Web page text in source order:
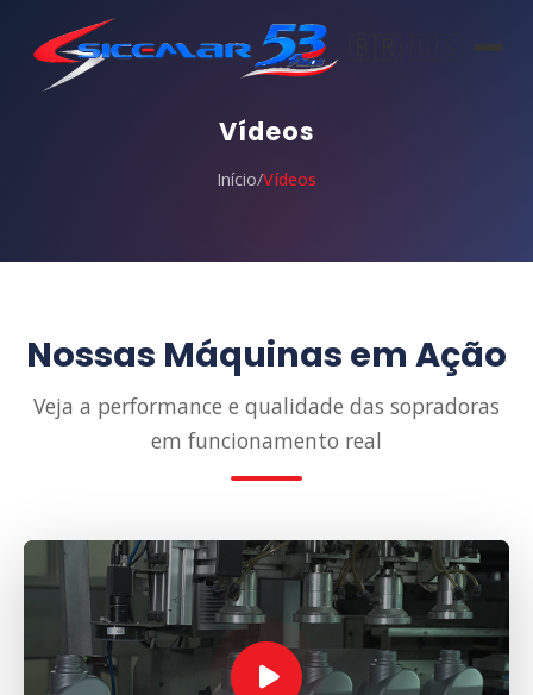
Vídeos
Início/Vídeos
Nossas Máquinas em Ação
Veja a performance e qualidade das sopradoras
em funcionamento real